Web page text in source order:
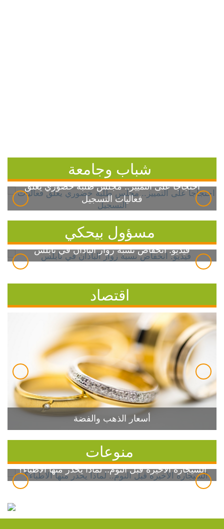
شباب وجامعة
احتجاجاً على التمييز.. مجلس طلبة خضوري يعلق
فعاليات التسجيل
مسؤول بيحكي
فيديو: انخفاض نسبة زوار الباذان في نابلس
اقتصاد
أسعار الذهب والفضة
منوعات
السيجارة الأخيرة قبل النوم.. لماذا يحذر منها الأطباء؟